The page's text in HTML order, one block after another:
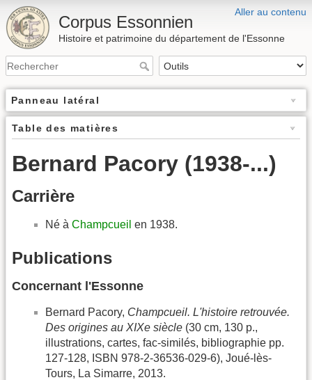
Aller au contenu
Corpus Essonnien
Histoire et patrimoine du département de l'Essonne
Panneau latéral
Table des matières
Bernard Pacory (1938-...)
Carrière
Né à Champcueil en 1938.
Publications
Concernant l'Essonne
Bernard Pacory, Champcueil. L'histoire retrouvée.
Des origines au XIXe siècle (30 cm, 130 p.,
illustrations, cartes, fac-similés, bibliographie pp.
127-128, ISBN 978-2-36536-029-6), Joué-lès-
Tours, La Simarre, 2013.